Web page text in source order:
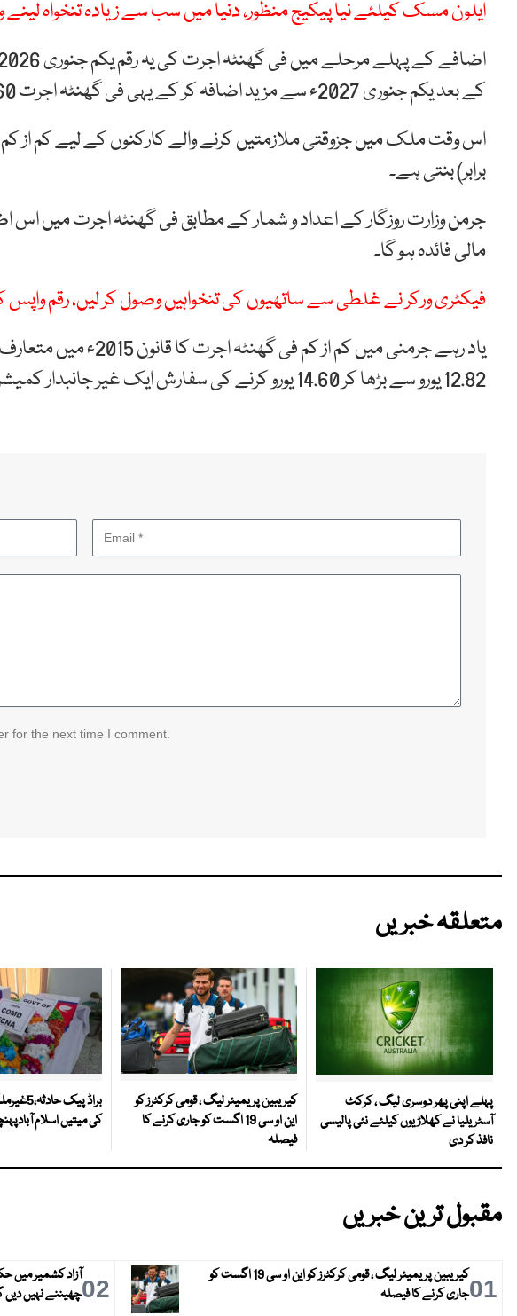
ایلون مسک کیلئے نیا پیکیج منظور، دنیا میں سب سے زیادہ تنخواہ
کے بعد یکم جنوری 2027ء سے مزید اضافہ کر کے یہی فی گھنٹہ اجرت 14.60 یورو کر دی جائے گی۔
برابر) بنتی ہے۔
جرمن وزارت روزگار کے اعداد و شمار کے مطابق فی گھنٹہ اجرت میں اس
مالی فائدہ ہو گا۔
فیکٹری ورکر نے غلطی سے ساتھیوں کی تنخواہیں وصول کر لیں، رقم واپس
یاد رہے جرمنی میں کم از کم
12.82 یورو سے بڑھا کر 14.60 یورو کرنے کی سفارش ایک غیر جانبدار کمیشن نے کی تھی۔
for the next time I comment.
متعلقہ خبریں
پہلے اپنی پھر دوسری لیگ ، کرکٹ
آسٹریلیا نے کھلاڑیوں کیلئے نئی پالیسی
نافذ کر دی
کیریبین پریمیئر لیگ ، قومی کرکٹرز کو
این او سی 19 اگست کو جاری کرنے کا
فیصلہ
براڈ پیک
کی میتیں اسلام
مقبول ترین خبریں
01
کیریبین پریمیئر لیگ ، قومی کرکٹرز کو این او سی 19 اگست کو
جاری کرنے کا فیصلہ
02آزاد کشمیر میں
چھیننے نہیں دیں گے